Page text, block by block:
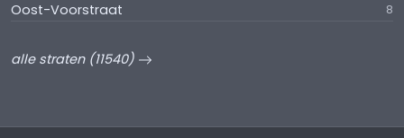
Oost-Voorstraat 8
alle straten (11540)